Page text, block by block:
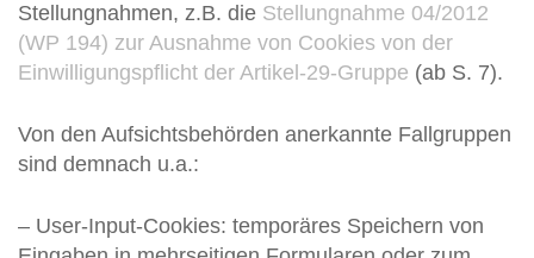
Stellungnahmen, z.B. die Stellungnahme 04/2012
(WP 194) zur Ausnahme von Cookies von der
Einwilligungspflicht der Artikel-29-Gruppe (ab S. 7).
Von den Aufsichtsbehörden anerkannte Fallgruppen
sind demnach u.a.:
– User-Input-Cookies: temporäres Speichern von